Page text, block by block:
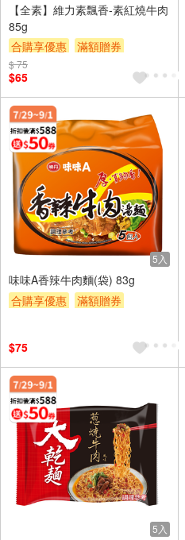
【全素】維力素飄香-素紅燒牛肉
85g
合購享優惠
滿額贈券
贈$200
$ 75
$65
5入
味味A香辣牛肉麵(袋) 83g
合購享優惠
滿額贈券
$75
5入